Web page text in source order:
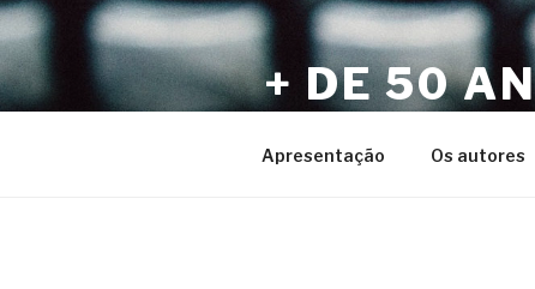
Pular
para
o
conteúdo
+ DE 50
Apresentação Os autores